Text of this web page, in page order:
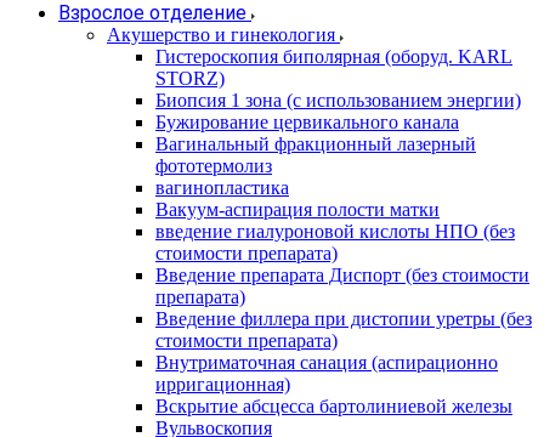
Взрослое отделение
Акушерство и гинекология
Гистероскопия биполярная (оборуд. KARL
STORZ)
Биопсия 1 зона (с использованием энергии)
Бужирование цервикального канала
Вагинальный фракционный лазерный
фототермолиз
вагинопластика
Вакуум-аспирация полости матки
введение гиалуроновой кислоты НПО (без
стоимости препарата)
Введение препарата Диспорт (без стоимости
препарата)
Введение филлера при дистопии уретры (без
стоимости препарата)
Внутриматочная санация (аспирационно
ирригационная)
Вскрытие абсцесса бартолиниевой железы
Вульвоскопия